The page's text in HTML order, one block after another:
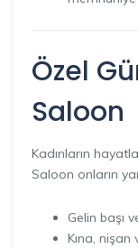
Özel
Saloon
Kadınların
Saloon onların
Gelin başı
Kına, nişan